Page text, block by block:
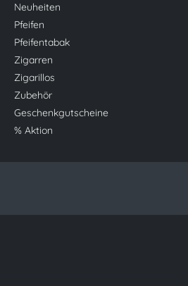
Neuheiten
Pfeifen
Pfeifentabak
Zigarren
Zigarillos
Zubehör
Geschenkgutscheine
% Aktion